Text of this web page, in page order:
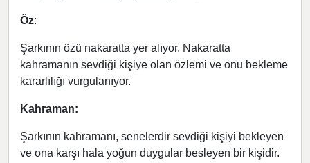
Öz:
Şarkının özü nakaratta yer alıyor. Nakaratta
kahramanın sevdiği kişiye olan özlemi ve onu bekleme
kararlılığı vurgulanıyor.
Kahraman:
Şarkının kahramanı, senelerdir sevdiği kişiyi bekleyen
ve ona karşı hala yoğun duygular besleyen bir kişidir.